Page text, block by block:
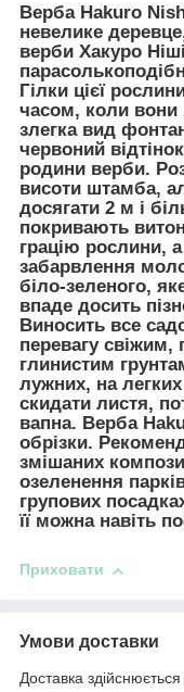
Верба Hakuro
невелике
верби Хакуро
Гілки цієї
часом, коли
злегка вид
червоний
родини верби.
висоти штамба,
досягати 2 м і
покривають
грацію рослини, а
забарвлення
біло-зеленого,
впаде досить
Виносить все
перевагу
глинистим
лужних, на
скидати листя,
вапна. Верба
обрізки.
змішаних
озеленення
групових
її можна навіть
Приховати
Умови доставки
Доставка